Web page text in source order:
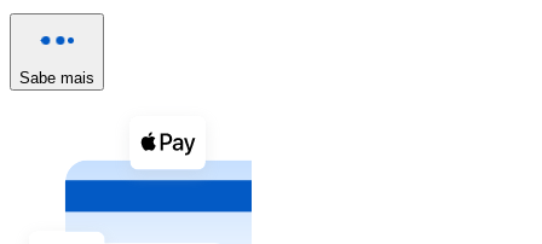
Ver tudo
Cupons cripto
Compre criptomoedas com dinheiro e outros
Comprar com dinheiro
Sabe mais